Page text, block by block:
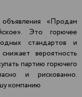
«Продам
Это горючее
стандартов и
вероятность
партию горючего
и рискованно.
компанию